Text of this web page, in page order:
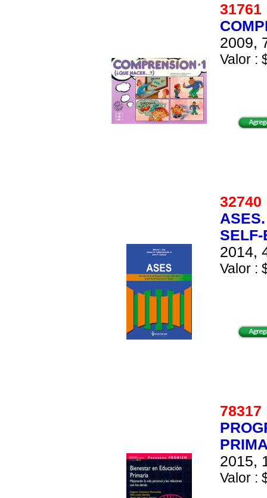
2009,
Valor :
SELF-
2014,
Valor :
2015,
Valor :